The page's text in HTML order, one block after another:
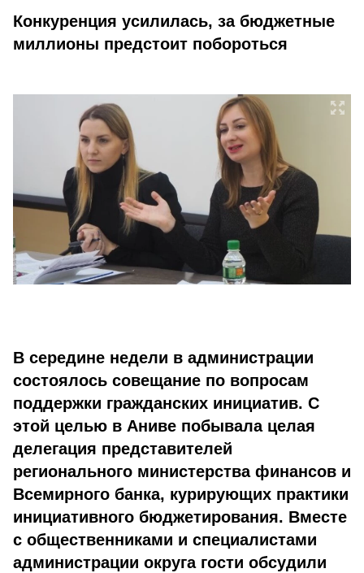
Конкуренция усилилась, за бюджетные
миллионы предстоит побороться
В середине недели в администрации
состоялось совещание по вопросам
поддержки гражданских инициатив. С
этой целью в Аниве побывала целая
делегация представителей
регионального министерства финансов и
Всемирного банка, курирующих практики
инициативного бюджетирования. Вместе
с общественниками и специалистами
администрации округа гости обсудили